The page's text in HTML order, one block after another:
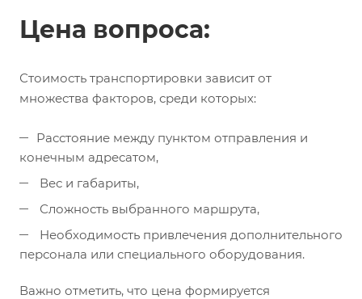
Цена вопроса:
Стоимость транспортировки зависит от
множества факторов, среди которых:
Расстояние между пунктом отправления и
конечным адресатом,
Вес и габариты,
Сложность выбранного маршрута,
Необходимость привлечения дополнительного
персонала или специального оборудования.
Важно отметить, что цена формируется